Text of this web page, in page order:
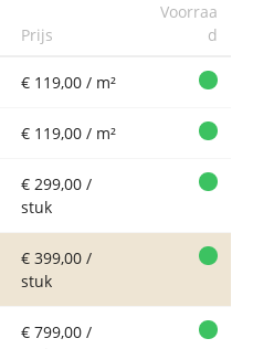
Prijs
Voorraa
d
€ 119,00 / m²
€ 119,00 / m²
€ 299,00 /
stuk
€ 399,00 /
stuk
€ 799,00 /